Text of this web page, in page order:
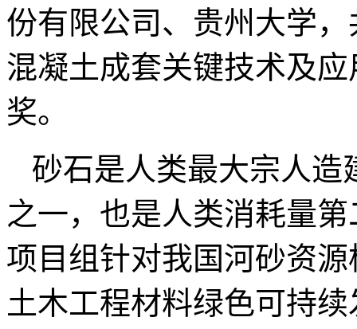
份有限公司、贵州大学
混凝土成套关键技术及
奖。
砂石是人类最大宗人造
之一，也是人类消耗量
项目组针对我国河砂资
土木工程材料绿色可持